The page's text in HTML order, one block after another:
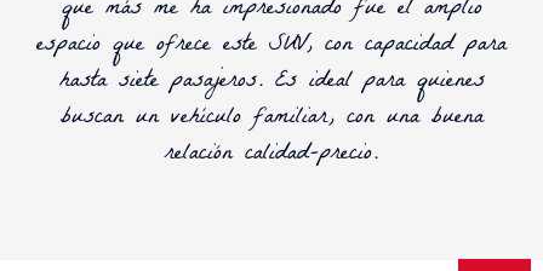
que más me ha impresionadofue el amplio
espacio que ofrece este SUV, con capacidad para
hasta siete pasajeros. Es ideal para quienes
buscan un vehículo familiar, con una buena
relación calidad-precio.